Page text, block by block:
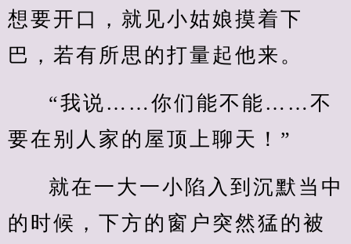
想要开口，就见小姑娘摸着下
巴，若有所思的打量起他来。
“我说……你们能不能……不
要在别人家的屋顶上聊天！”
就在一大一小陷入到沉默当中
的时候，下方的窗户突然猛的被